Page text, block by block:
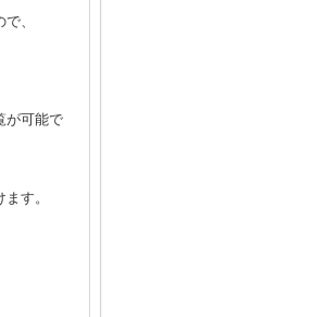
、
が可能で
す。